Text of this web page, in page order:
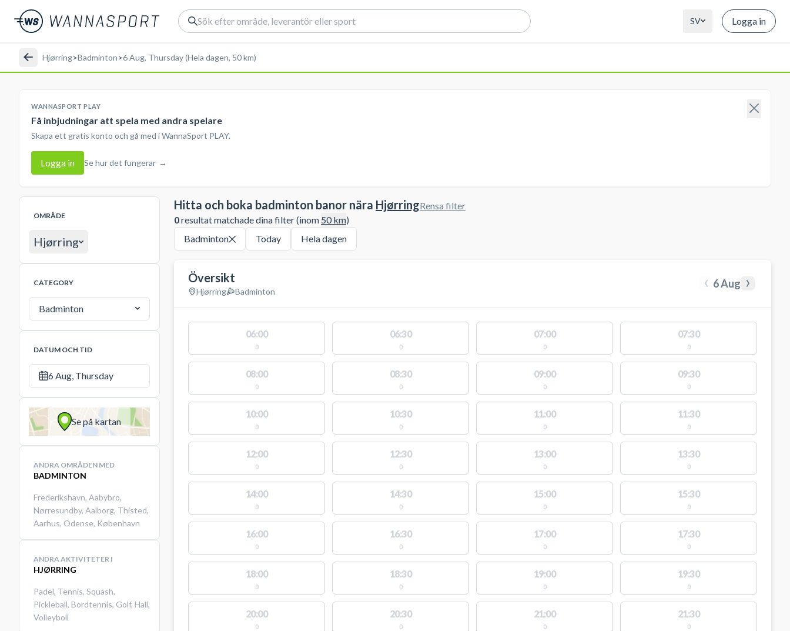
SV Logga in
Hjørring>Badminton>6 Aug, Thursday (Hela dagen, 50 km)
WANNASPORT PLAY
Få inbjudningar att spela med andra spelare
Skapa ett gratis konto och gå med i WannaSport PLAY.
Logga in Se hur det fungerar →
OMRÅDE
Hjørring
CATEGORY
Badminton
DATUM OCH TID
6 Aug, Thursday
Se på kartan
ANDRA OMRÅDEN MED
BADMINTON
Frederikshavn, Aabybro,
Nørresundby, Aalborg, Thisted,
Aarhus, Odense, København
ANDRA AKTIVITETER I
HJØRRING
Padel, Tennis, Squash,
Pickleball, Bordtennis, Golf, Hall,
Volleyboll
Hitta och boka badminton banor nära Hjørring
0resultat matchade dina filter (inom 50km)
Rensa filter
Badminton Today Hela dagen
Översikt
Hjørring Badminton ‹ 6 Aug ›
06:00
0
06:30
0
07:00
0
07:30
0
08:00
0
08:30
0
09:00
0
09:30
0
10:00
0
10:30
0
11:00
0
11:30
0
12:00
0
12:30
0
13:00
0
13:30
0
14:00
0
14:30
0
15:00
0
15:30
0
16:00
0
16:30
0
17:00
0
17:30
0
18:00
0
18:30
0
19:00
0
19:30
0
20:00
0
20:30
0
21:00
0
21:30
0